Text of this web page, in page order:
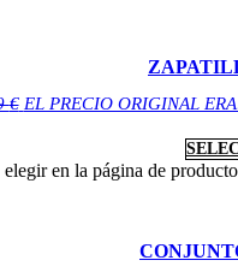
€ EL PRECIO ORIGINAL
en la página de producto